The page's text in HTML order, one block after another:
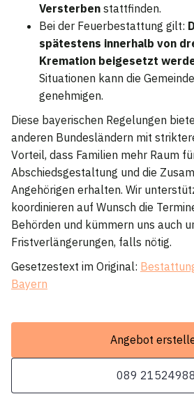
Versterben stattfinden.
Bei der Feuerbestattung gilt:
spätestens innerhalb von
Kremation beigesetzt
Situationen kann die
genehmigen.
Diese bayerischen Regelungen
anderen Bundesländern mit
Vorteil, dass Familien mehr Raum
Abschiedsgestaltung und die
Angehörigen erhalten. Wir
koordinieren auf Wunsch die
Behörden und kümmern uns auch
Fristverlängerungen, falls nötig.
Gesetzestext im Original:
Bayern
Angebot
089 21524988